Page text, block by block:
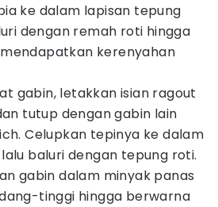
ke dalam lapisan tepung
dengan remah roti hingga
kerenyahan
gabin, letakkan isian ragout
tutup dengan gabin lain
Celupkan tepinya ke dalam
baluri dengan tepung roti.
gabin dalam minyak panas
tinggi hingga berwarna